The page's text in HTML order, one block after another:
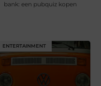
bank: een pubquiz kopen
ENTERTAINMENT